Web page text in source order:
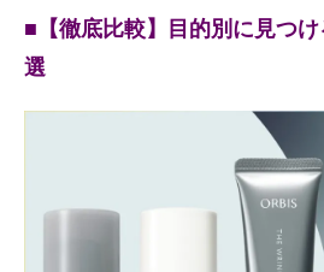
■【徹底比較】目的別に見つ
選